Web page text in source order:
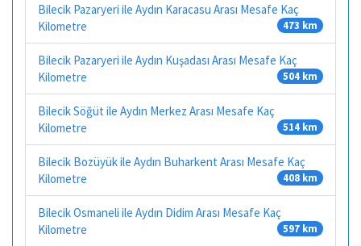
Bilecik Pazaryeri ile Aydın Karacasu Arası Mesafe Kaç
Kilometre
473 km
Bilecik Pazaryeri ile Aydın Kuşadası Arası Mesafe Kaç
Kilometre
504 km
Bilecik Söğüt ile Aydın Merkez Arası Mesafe Kaç
Kilometre
514 km
Bilecik Bozüyük ile Aydın Buharkent Arası Mesafe Kaç
Kilometre
408 km
Bilecik Osmaneli ile Aydın Didim Arası Mesafe Kaç
Kilometre
597 km